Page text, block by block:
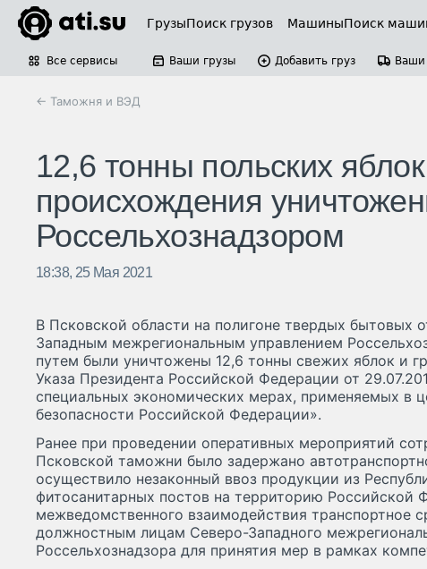
ГрузыПоиск грузов МашиныПоиск
Все сервисы Ваши грузы Добавить груз
← Таможня и ВЭД
12,6 тонны польских
происхождения
Россельхознадзором
18:38, 25 Мая 2021
В Псковской области на полигоне твердых бытовых
Западным межрегиональным управлением
путем были уничтожены 12,6 тонны свежих яблок и
Указа Президента Российской Федерации от
специальных экономических мерах, применяемых в
безопасности Российской Федерации».
Ранее при проведении оперативных мероприятий
Псковской таможни было задержано
осуществило незаконный ввоз продукции из
фитосанитарных постов на территорию Российской
межведомственного взаимодействия транспортное
должностным лицам Северо-Западного
Россельхознадзора для принятия мер в рамках